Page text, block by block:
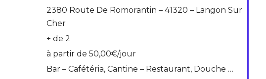
2380 Route De Romorantin – 41320 – Langon Sur
Cher
+ de 2
à partir de 50,00€/jour
Bar – Cafétéria, Cantine – Restaurant, Douche …